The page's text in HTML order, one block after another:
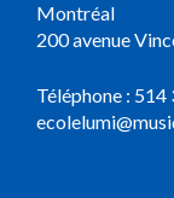
Montréal
200 avenue
Téléphone : 514